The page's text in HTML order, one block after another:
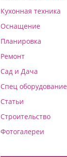
Кухонная техника
Оснащение
Планировка
Ремонт
Сад и Дача
Спец оборудование
Статьи
Строительство
Фотогалереи